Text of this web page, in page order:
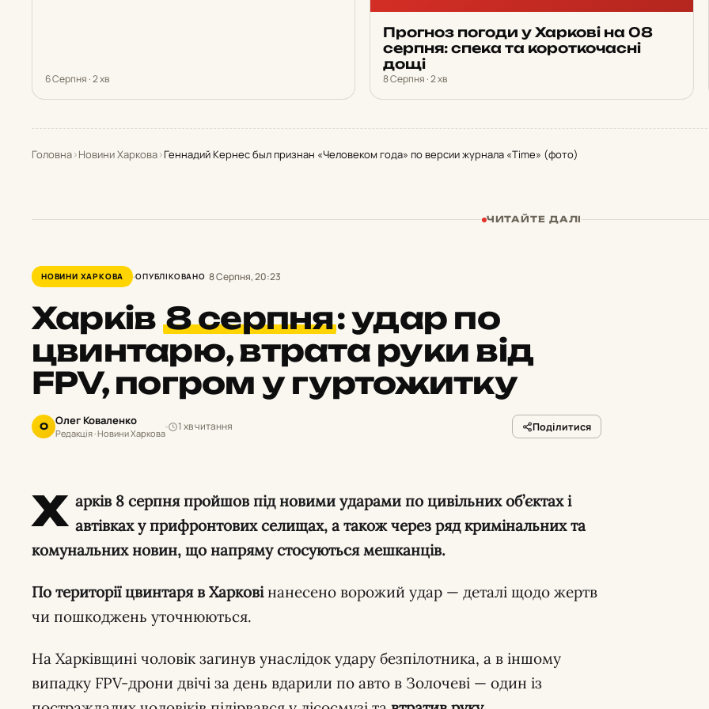
6 Серпня · 2 хв
Прогноз погоди у Харкові на 08
серпня: спека та короткочасні
дощі
8 Серпня · 2 хв
Головна›Новини Харкова›Геннадий Кернес был признан «Человеком года» по версии журнала «Time» (фото)
ЧИТАЙТЕ ДАЛІ
НОВИНИ ХАРКОВА ОПУБЛІКОВАНО 8 Серпня, 20:23
Харків 8 серпня:удар по
цвинтарю, втрата руки від
FPV, погром у гуртожитку
О Олег Коваленко
Редакція · Новини Харкова
1 хв читання Поділитися
Х арків 8 серпня пройшов під новими ударами по цивільних об’єктах і
автівках у прифронтових селищах, а також через ряд кримінальних та
комунальних новин, що напряму стосуються мешканців.
По території цвинтаря в Харковінанесено ворожий удар — деталі щодо жертв
чи пошкоджень уточнюються.
На Харківщині чоловік загинув унаслідок удару безпілотника, а в іншому
випадку FPV-дрони двічі за день вдарили по авто в Золочеві — один із